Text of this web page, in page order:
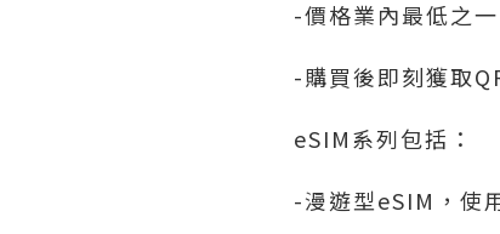
-價格業內最低之一
-購買後即刻獲取
eSIM系列包括：
-漫遊型eSIM，使